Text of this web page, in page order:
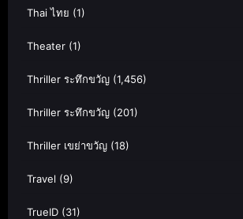
Thai ไทย (1)
Theater (1)
Thriller ระทึกขวัญ (1,456)
Thriller ระทึกขวัญ (201)
Thriller เขย่าขวัญ (18)
Travel (9)
TrueID (31)